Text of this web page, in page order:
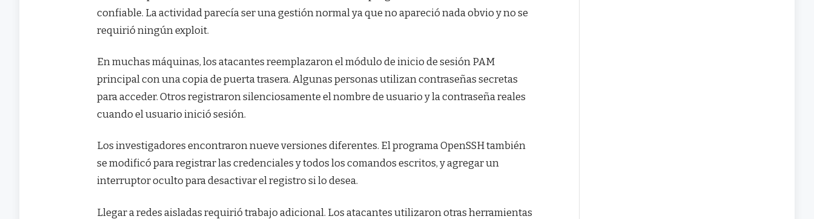
confiable. La actividad parecía ser una gestión normal ya que no apareció nada obvio y no se
requirió ningún exploit.
En muchas máquinas, los atacantes reemplazaron el módulo de inicio de sesión PAM
principal con una copia de puerta trasera. Algunas personas utilizan contraseñas secretas
para acceder. Otros registraron silenciosamente el nombre de usuario y la contraseña reales
cuando el usuario inició sesión.
Los investigadores encontraron nueve versiones diferentes. El programa OpenSSH también
se modificó para registrar las credenciales y todos los comandos escritos, y agregar un
interruptor oculto para desactivar el registro si lo desea.
Llegar a redes aisladas requirió trabajo adicional. Los atacantes utilizaron otras herramientas